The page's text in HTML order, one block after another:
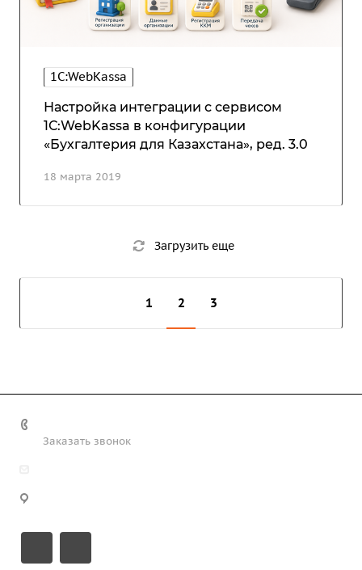
1C:WebKassa
18 марта 2019
Настройка интеграции с сервисом
1С:WebKassa в конфигурации
«Бухгалтерия для Казахстана», ред. 3.0
Загрузить еще
1 2 3
Заказать звонок